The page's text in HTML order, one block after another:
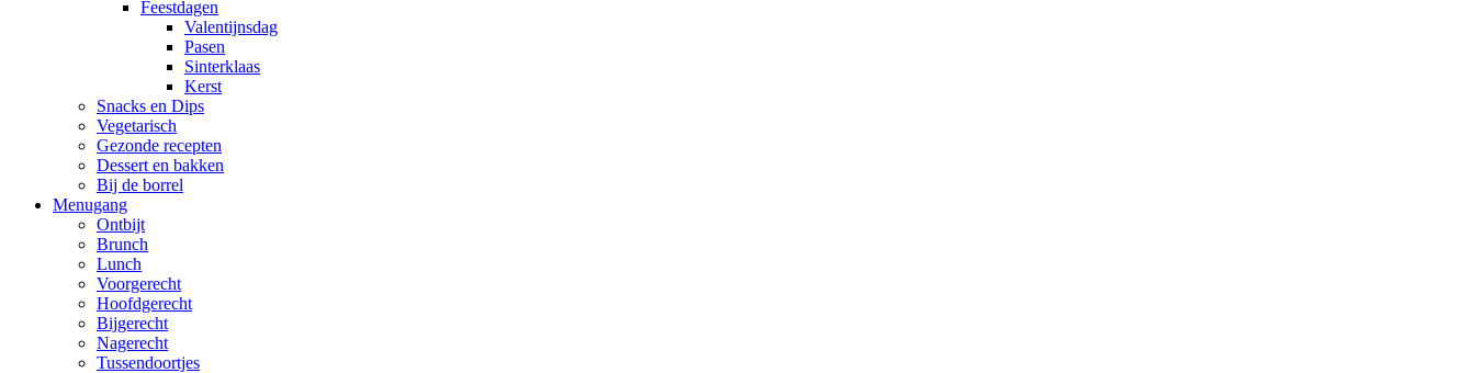
Feestdagen
Valentijnsdag
Pasen
Sinterklaas
Kerst
Snacks en Dips
Vegetarisch
Gezonde recepten
Dessert en bakken
Bij de borrel
Menugang
Ontbijt
Brunch
Lunch
Voorgerecht
Hoofdgerecht
Bijgerecht
Nagerecht
Tussendoortjes